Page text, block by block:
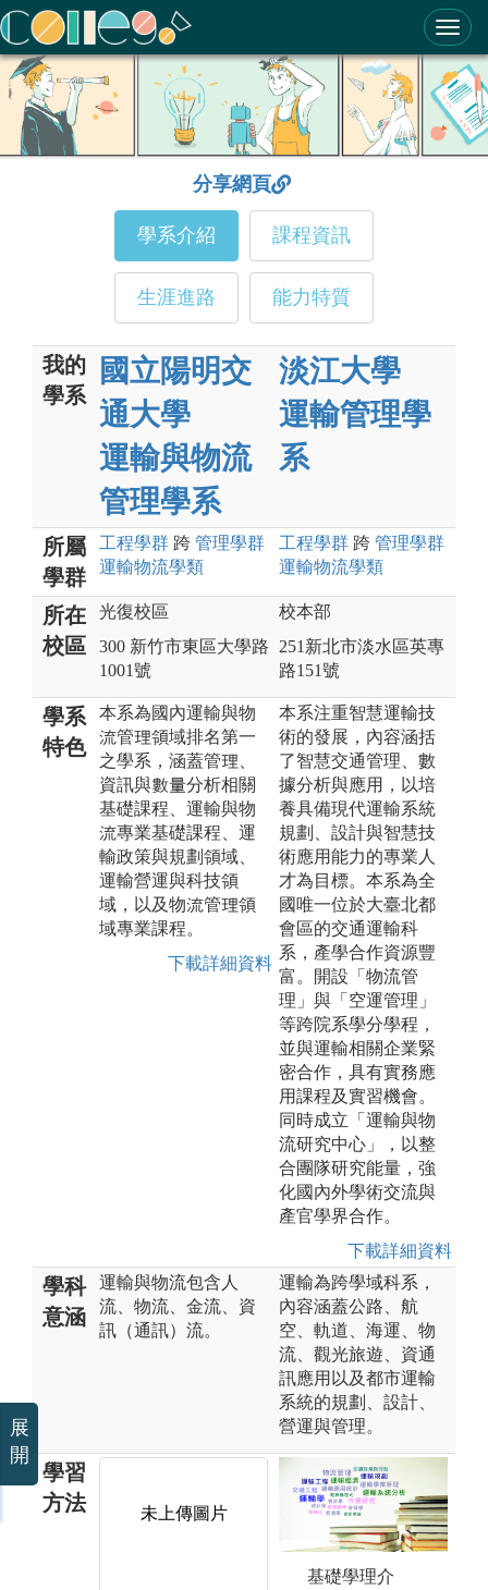
ColleGo! 大學選才與高中育才輔助系統
分享網頁
學系介紹 課程資訊
生涯進路 能力特質
我的
學系
國立陽明交
通大學
運輸與物流
管理學系
淡江大學
運輸管理學
系
所屬
學群
工程學群 跨 管理學群
運輸物流學類
工程學群 跨 管理學群
運輸物流學類
所在
校區
光復校區
300 新竹市東區大學路
1001號
校本部
251新北市淡水區英專
路151號
學系
特色
本系為國內運輸與物
流管理領域排名第一
之學系，涵蓋管理、
資訊與數量分析相關
基礎課程、運輸與物
流專業基礎課程、運
輸政策與規劃領域、
運輸營運與科技領
域，以及物流管理領
域專業課程。
下載詳細資料
本系注重智慧運輸技
術的發展，內容涵括
了智慧交通管理、數
據分析與應用，以培
養具備現代運輸系統
規劃、設計與智慧技
術應用能力的專業人
才為目標。本系為全
國唯一位於大臺北都
會區的交通運輸科
系，產學合作資源豐
富。開設「物流管
理」與「空運管理」
等跨院系學分學程，
並與運輸相關企業緊
密合作，具有實務應
用課程及實習機會。
同時成立「運輸與物
流研究中心」，以整
合團隊研究能量，強
化國內外學術交流與
產官學界合作。
下載詳細資料
學科
意涵
運輸與物流包含人
流、物流、金流、資
訊（通訊）流。
運輸為跨學域科系，
內容涵蓋公路、航
空、軌道、海運、物
流、觀光旅遊、資通
訊應用以及都市運輸
系統的規劃、設計、
營運與管理。
學習
方法
未上傳圖片
基礎學理介
展
開